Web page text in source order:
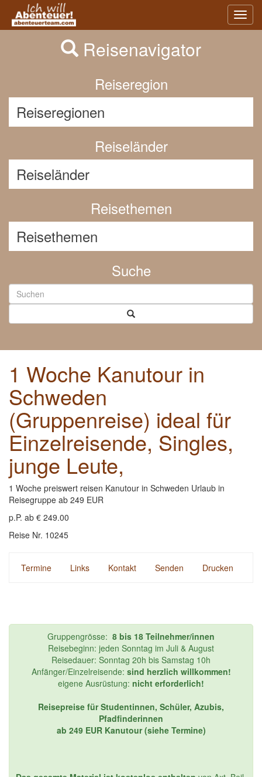
Previous
Reisenavigator
Reiseregion
Reiseländer
Reisethemen
Suche
1 Woche Kanutour in
Schweden
(Gruppenreise) ideal für
Einzelreisende, Singles,
junge Leute,
1 Woche preiswert reisen Kanutour in Schweden Urlaub in
Reisegruppe ab 249 EUR
p.P. ab € 249.00
Reise Nr. 10245
Termine Links Kontakt Senden Drucken
Gruppengrösse: 8 bis 18 Teilnehmer/innen
Reisebeginn: jeden Sonntag im Juli & August
Reisedauer: Sonntag 20h bis Samstag 10h
Anfänger/Einzelreisende: sind herzlich willkommen!
eigene Ausrüstung: nicht erforderlich!
Reisepreise für Studentinnen, Schüler, Azubis,
Pfadfinderinnen
ab 249 EUR Kanutour (siehe Termine)